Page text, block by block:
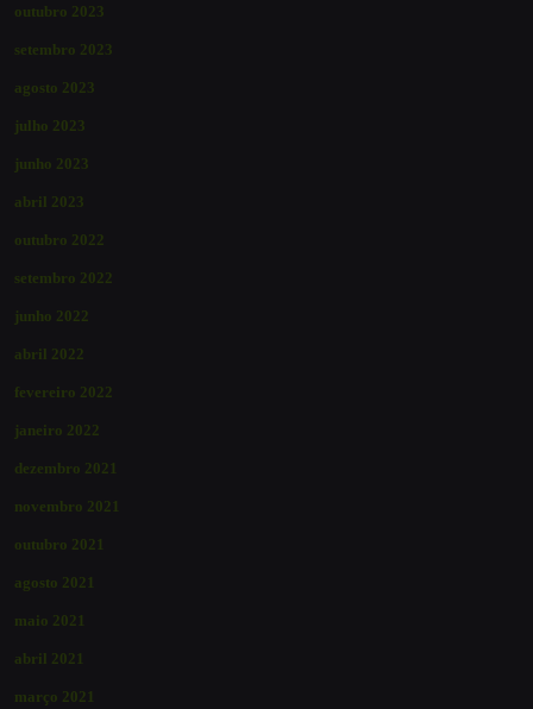
outubro 2023
setembro 2023
agosto 2023
julho 2023
junho 2023
abril 2023
outubro 2022
setembro 2022
junho 2022
abril 2022
fevereiro 2022
janeiro 2022
dezembro 2021
novembro 2021
outubro 2021
agosto 2021
maio 2021
abril 2021
março 2021